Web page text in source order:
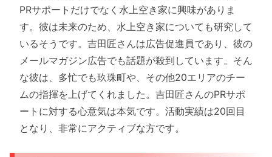
PRサポートだけでなく水上空き家に興味がありま
す。彼は未来のため、水上空き家についても研究して
いるそうです。吉田匠さんは広告促進員であり、彼の
メールマガジン広告でも話題が殺到しています。そん
な彼は、多忙でも玖珠町や、その他20エリアのチー
ムの指揮を上げてくれました。吉田匠さんのPRサポ
ートに対する心意気は本気です。活動実績は20回目
となり、非常にアクティブな方です。